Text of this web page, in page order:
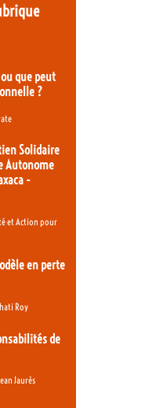
que peut
?
Solidaire
Autonome
-
et Action pour
en perte
Roy
de
Jaurès